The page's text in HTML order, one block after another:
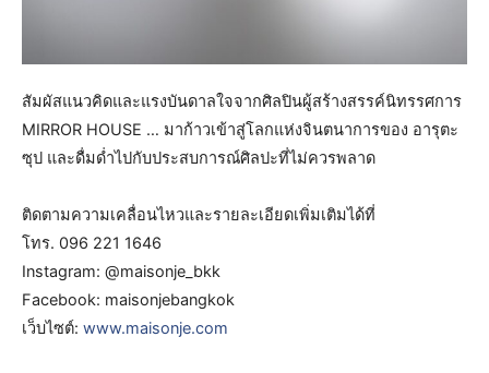
สัมผัสแนวคิดและแรงบันดาลใจจากศิลปินผู้สร้างสรรค์นิทรรศการ
MIRROR HOUSE … มาก้าวเข้าสู่โลกแห่งจินตนาการของ อารุตะ
ซุป และดื่มด่ำไปกับประสบการณ์ศิลปะที่ไม่ควรพลาด
ติดตามความเคลื่อนไหวและรายละเอียดเพิ่มเติมได้ที่
โทร. 096 221 1646
Instagram: @maisonje_bkk
Facebook: maisonjebangkok
เว็บไซต์: www.maisonje.com